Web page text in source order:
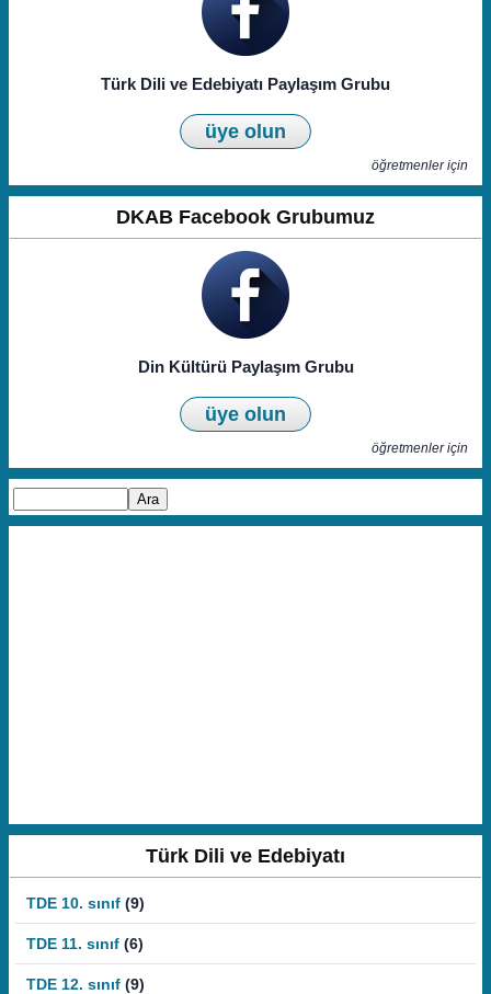
Türk Dili ve Edebiyatı Paylaşım Grubu
üye olun
öğretmenler için
DKAB Facebook Grubumuz
Din Kültürü Paylaşım Grubu
üye olun
öğretmenler için
Türk Dili ve Edebiyatı
TDE 10. sınıf (9)
TDE 11. sınıf (6)
TDE 12. sınıf (9)